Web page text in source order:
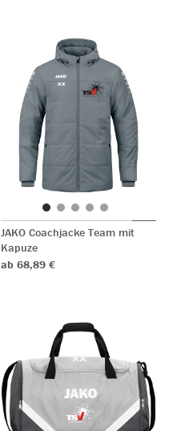
JAKO Coachjacke Team mit
Kapuze
ab 68,89 €